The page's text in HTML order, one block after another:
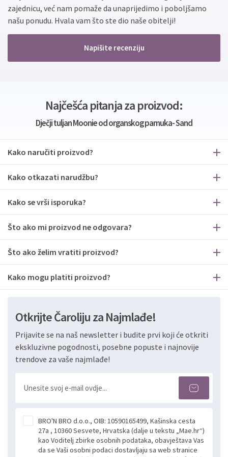
zajednicu, već nam pomaže da unaprijedimo i poboljšamo
našu ponudu. Hvala vam što ste dio naše obitelji!
Napišite recenziju
Najčešća pitanja za proizvod:
Dječji tuljan Moonie od organskog pamuka- Sand
Kako naručiti proizvod?
Kako otkazati narudžbu?
Kako se vrši isporuka?
Što ako mi proizvod ne odgovara?
Što ako želim vratiti proizvod?
Kako mogu platiti proizvod?
Otkrijte Čaroliju za Najmlađe!
Prijavite se na naš newsletter i budite prvi koji će otkriti
ekskluzivne pogodnosti, posebne popuste i najnovije
trendove za vaše najmlađe!
BRO'N BRO d.o.o., OIB: 10590165499, Kašinska cesta
27a , 10360 Sesvete, Hrvatska (dalje u tekstu „Mae.hr“)
kao Voditelj zbirke osobnih podataka, obavještava Vas
da se Vaši osobni podaci dostavljaju sa web stranice